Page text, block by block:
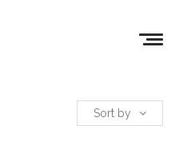
Sort by